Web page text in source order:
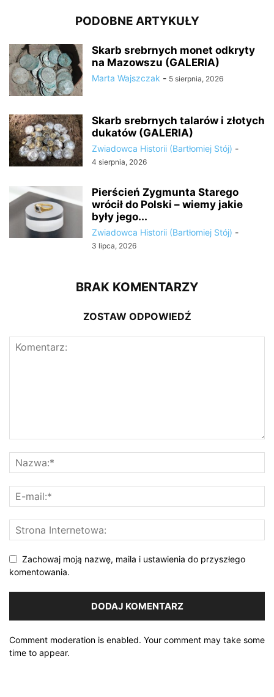
PODOBNE ARTYKUŁY
Skarb srebrnych monet odkryty
na Mazowszu (GALERIA)
Marta Wajszczak - 5 sierpnia, 2026
Skarb srebrnych talarów i złotych
dukatów (GALERIA)
Zwiadowca Historii (Bartłomiej Stój) -
4 sierpnia, 2026
Pierścień Zygmunta Starego
wrócił do Polski – wiemy jakie
były jego...
Zwiadowca Historii (Bartłomiej Stój) -
3 lipca, 2026
BRAK KOMENTARZY
ZOSTAW ODPOWIEDŹ
Zachowaj moją nazwę, maila i ustawienia do przyszłego
komentowania.
Comment moderation is enabled. Your comment may take some
time to appear.